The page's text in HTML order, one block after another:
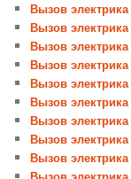
Вызов
Вызов
Вызов
Вызов
Вызов
Вызов
Вызов
Вызов
Вызов